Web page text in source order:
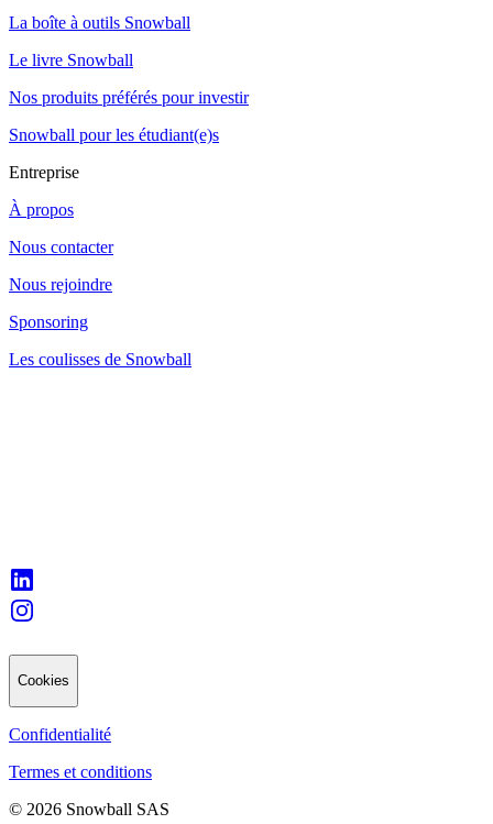
La boîte à outils Snowball
Le livre Snowball
Nos produits préférés pour investir
Snowball pour les étudiant(e)s
Entreprise
À propos
Nous contacter
Nous rejoindre
Sponsoring
Les coulisses de Snowball
Cookies
Confidentialité
Termes et conditions
© 2026 Snowball SAS